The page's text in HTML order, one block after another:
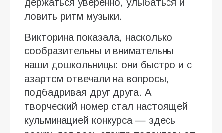
держаться уверенно, улыбаться и
ловить ритм музыки.
Викторина показала, насколько
сообразительны и внимательны
наши дошкольницы: они быстро и с
азартом отвечали на вопросы,
подбадривая друг друга. А
творческий номер стал настоящей
кульминацией конкурса — здесь